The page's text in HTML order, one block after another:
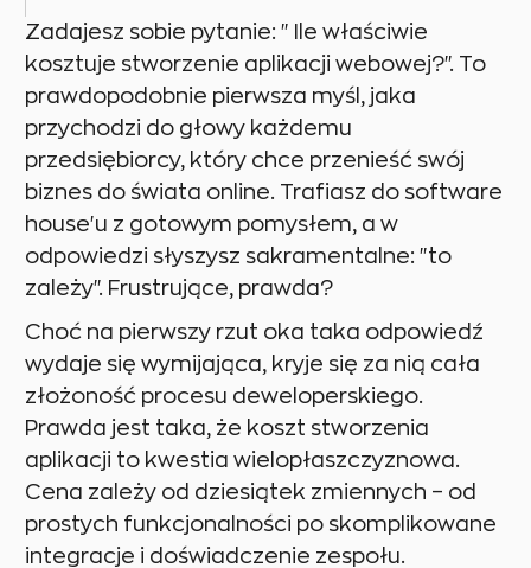
Zadajesz sobie pytanie: "Ile właściwie
kosztuje stworzenie aplikacji webowej?". To
prawdopodobnie pierwsza myśl, jaka
przychodzi do głowy każdemu
przedsiębiorcy, który chce przenieść swój
biznes do świata online. Trafiasz do software
house'u z gotowym pomysłem, a w
odpowiedzi słyszysz sakramentalne: "to
zależy". Frustrujące, prawda?
Choć na pierwszy rzut oka taka odpowiedź
wydaje się wymijająca, kryje się za nią cała
złożoność procesu deweloperskiego.
Prawda jest taka, że koszt stworzenia
aplikacji to kwestia wielopłaszczyznowa.
Cena zależy od dziesiątek zmiennych – od
prostych funkcjonalności po skomplikowane
integracje i doświadczenie zespołu.